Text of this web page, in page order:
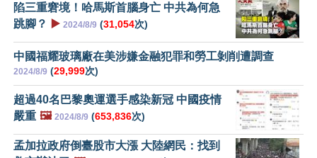
陷三重窘境！哈馬斯首腦身亡 中共為何急
跳腳？
▶️ 2024/8/9 (31,054次)
中國福耀玻璃廠在美涉嫌金融犯罪和勞工剝削遭調查
2024/8/9 (29,999次)
超過40名巴黎奧運選手感染新冠 中國疫情
嚴重 🖼️ 2024/8/9 (653,836次)
孟加拉政府倒臺股市大漲 大陸網民：找到